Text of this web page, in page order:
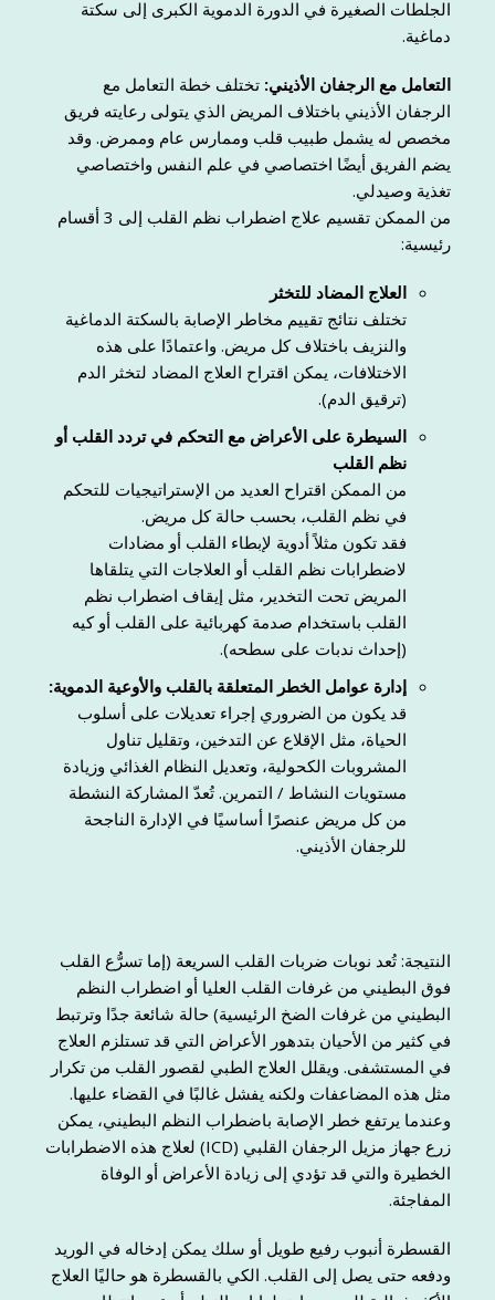
الجلطات الصغيرة في الدورة الدموية الكبرى إلى سكتة
دماغية.
التعامل مع الرجفان الأذيني: تختلف خطة التعامل مع
الرجفان الأذيني باختلاف المريض الذي يتولى رعايته فريق
مخصص له يشمل طبيب قلب وممارس عام وممرض. وقد
يضم الفريق أيضًا اختصاصي في علم النفس واختصاصي
تغذية وصيدلي.
من الممكن تقسيم علاج اضطراب نظم القلب إلى 3 أقسام
رئيسية:
العلاج المضاد للتخثر
تختلف نتائج تقييم مخاطر الإصابة بالسكتة الدماغية
والنزيف باختلاف كل مريض. واعتمادًا على هذه
الاختلافات، يمكن اقتراح العلاج المضاد لتخثر الدم
(ترقيق الدم).
السيطرة على الأعراض مع التحكم في تردد القلب أو
نظم القلب
من الممكن اقتراح العديد من الإستراتيجيات للتحكم
في نظم القلب، بحسب حالة كل مريض.
فقد تكون مثلاً أدوية لإبطاء القلب أو مضادات
لاضطرابات نظم القلب أو العلاجات التي يتلقاها
المريض تحت التخدير، مثل إيقاف اضطراب نظم
القلب باستخدام صدمة كهربائية على القلب أو كيه
(إحداث ندبات على سطحه).
إدارة عوامل الخطر المتعلقة بالقلب والأوعية الدموية:
قد يكون من الضروري إجراء تعديلات على أسلوب
الحياة، مثل الإقلاع عن التدخين، وتقليل تناول
المشروبات الكحولية، وتعديل النظام الغذائي وزيادة
مستويات النشاط / التمرين. تُعدّ المشاركة النشطة
من كل مريض عنصرًا أساسيًا في الإدارة الناجحة
للرجفان الأذيني.
النتيجة: تُعد نوبات ضربات القلب السريعة (إما تسرُّع القلب
فوق البطيني من غرفات القلب العليا أو اضطراب النظم
البطيني من غرفات الضخ الرئيسية) حالة شائعة جدًا وترتبط
في كثير من الأحيان بتدهور الأعراض التي قد تستلزم العلاج
في المستشفى. ويقلل العلاج الطبي لقصور القلب من تكرار
مثل هذه المضاعفات ولكنه يفشل غالبًا في القضاء عليها.
وعندما يرتفع خطر الإصابة باضطراب النظم البطيني، يمكن
زرع جهاز مزيل الرجفان القلبي (ICD) لعلاج هذه الاضطرابات
الخطيرة والتي قد تؤدي إلى زيادة الأعراض أو الوفاة
المفاجئة.
القسطرة أنبوب رفيع طويل أو سلك يمكن إدخاله في الوريد
ودفعه حتى يصل إلى القلب. الكي بالقسطرة هو حاليًا العلاج